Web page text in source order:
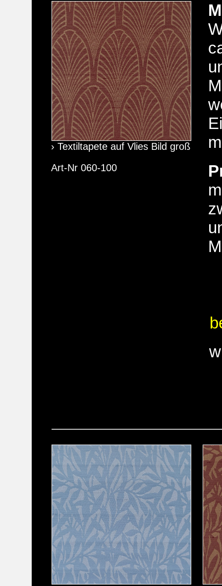
› Textiltapete auf Vlies Bild groß
Art-Nr 060-100